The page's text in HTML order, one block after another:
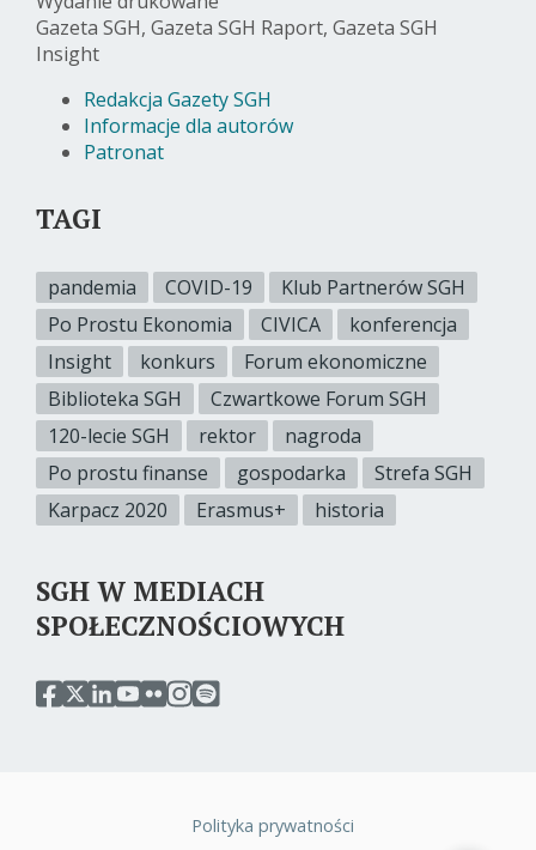
Gazeta SGH, Gazeta SGH Raport, Gazeta SGH
Insight
Redakcja Gazety SGH
Informacje dla autorów
Patronat
TAGI
pandemia COVID-19
Klub Partnerów SGH
Po Prostu Ekonomia
CIVICA
konferencja
Insight
konkurs
Forum ekonomiczne
Biblioteka SGH
Czwartkowe Forum SGH
120-lecie SGH
rektor
nagroda
Po prostu finanse
gospodarka
Strefa SGH
Karpacz 2020
Erasmus+ historia
SGH W MEDIACH
SPOŁECZNOŚCIOWYCH
przejdź
przejdź
przejdź
przejdź
przejdź
przejdźprzejdź
Polityka prywatności